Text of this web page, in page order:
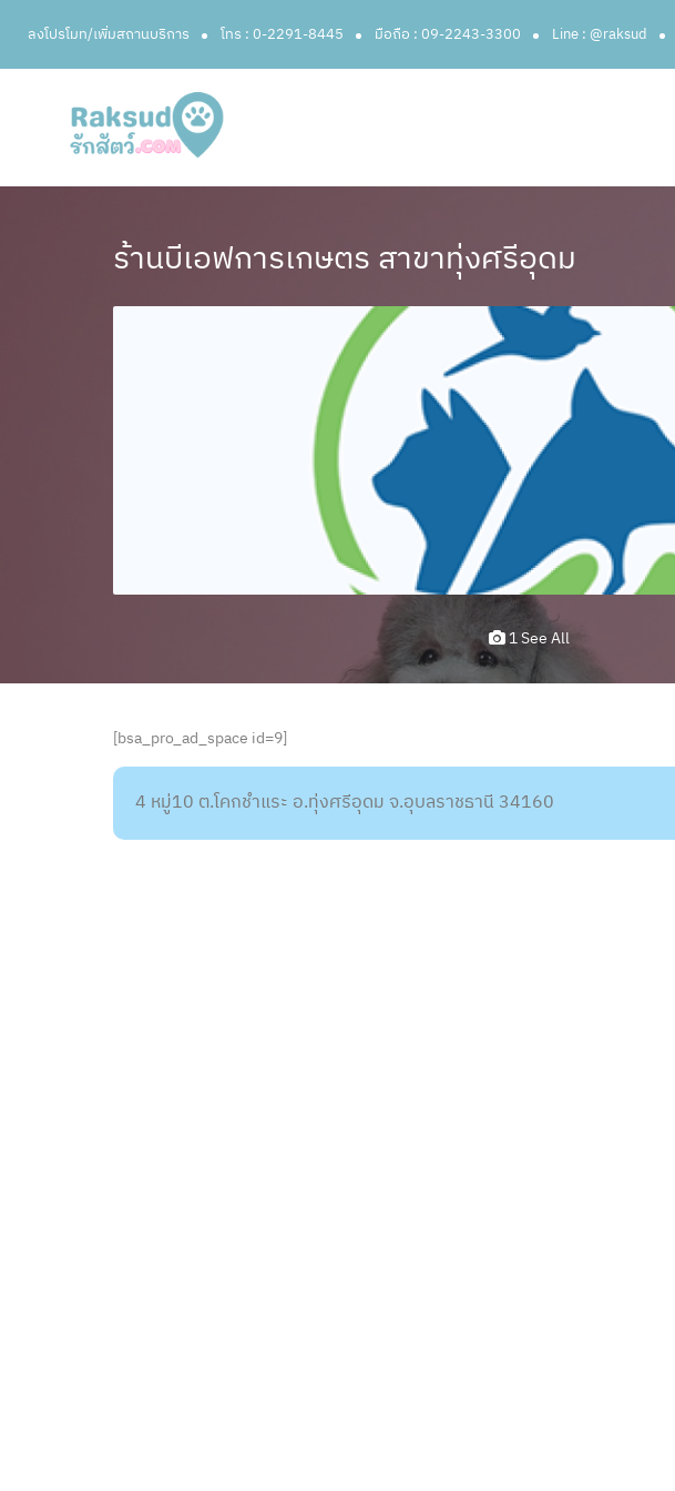
ลงโปรโมท/เพิ่มสถานบริการ โทร : 0-2291-8445 มือถือ : 09-2243-3300 Line : @raksud
ร้านบีเอฟการเกษตร สาขาทุ่งศรีอุดม
1 See All
[bsa_pro_ad_space id=9]
4 หมู่10 ต.โคกชำแระ อ.ทุ่งศรีอุดม จ.อุบลราชธานี 34160